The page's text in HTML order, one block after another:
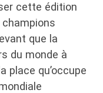
cette édition
que la
du monde à
place qu’occupe